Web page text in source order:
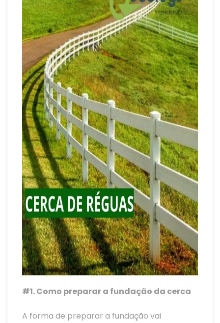
#1. Como preparar a fundação da cerca
A forma de preparar a fundação vai